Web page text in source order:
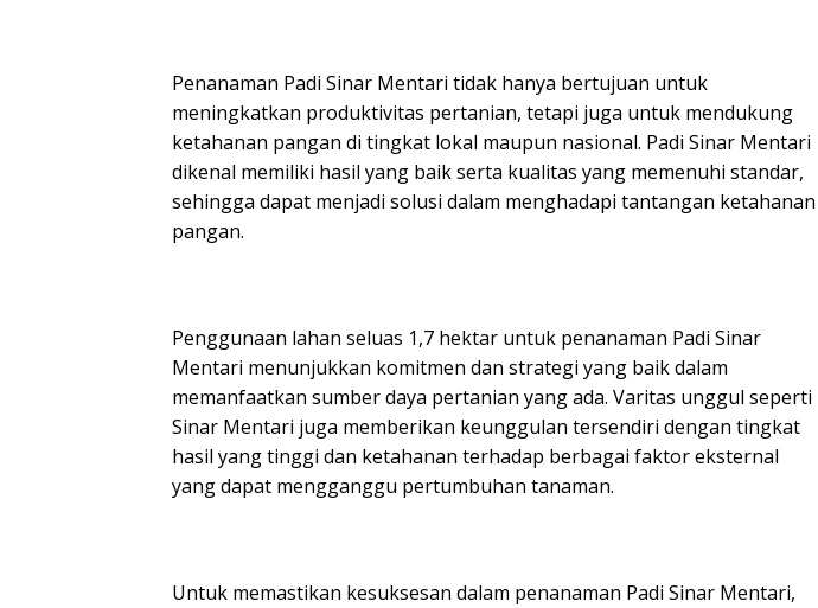
Penanaman Padi Sinar Mentari tidak hanya bertujuan untuk
meningkatkan produktivitas pertanian, tetapi juga untuk mendukung
ketahanan pangan di tingkat lokal maupun nasional. Padi Sinar Mentari
dikenal memiliki hasil yang baik serta kualitas yang memenuhi standar,
sehingga dapat menjadi solusi dalam menghadapi tantangan ketahanan
pangan.
Penggunaan lahan seluas 1,7 hektar untuk penanaman Padi Sinar
Mentari menunjukkan komitmen dan strategi yang baik dalam
memanfaatkan sumber daya pertanian yang ada. Varitas unggul seperti
Sinar Mentari juga memberikan keunggulan tersendiri dengan tingkat
hasil yang tinggi dan ketahanan terhadap berbagai faktor eksternal
yang dapat mengganggu pertumbuhan tanaman.
Untuk memastikan kesuksesan dalam penanaman Padi Sinar Mentari,